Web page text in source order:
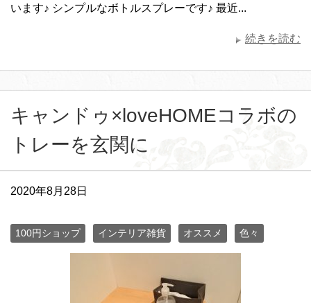
います♪ シンプルなボトルスプレーです♪ 最近...
続きを読む
キャンドゥ×loveHOMEコラボの
トレーを玄関に
2020年8月28日
100円ショップ インテリア雑貨 オススメ 色々